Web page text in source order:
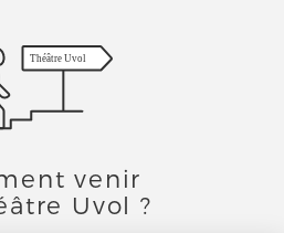
Théâtre Uvol
venir
Uvol ?